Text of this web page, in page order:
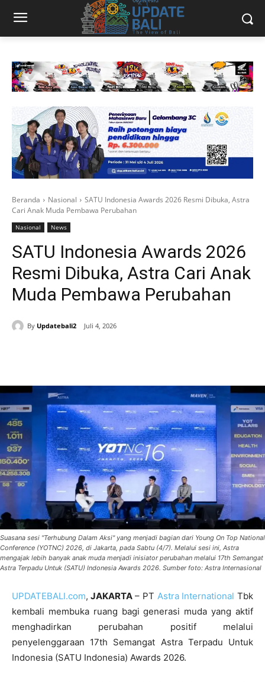
Beranda Nasional
SATU Indonesia Awards 2026 Resmi Dibuka, Astra
Cari Anak Muda Pembawa Perubahan
Nasional News
SATU Indonesia Awards 2026
Resmi Dibuka, Astra Cari Anak
Muda Pembawa Perubahan
By Updatebali2 Juli 4, 2026
Suasana sesi "Terhubung Dalam Aksi" yang menjadi bagian dari Young On Top National
Conference (YOTNC) 2026, di Jakarta, pada Sabtu (4/7). Melalui sesi ini, Astra
mengajak lebih banyak anak muda menjadi inisiator perubahan melalui 17th Semangat
Astra Terpadu Untuk (SATU) Indonesia Awards 2026. Sumber foto: Astra Internasional
UPDATEBALI.com, JAKARTA– PT Astra International Tbk
kembali membuka ruang bagi generasi muda yang aktif
menghadirkan perubahan positif melalui
penyelenggaraan 17th Semangat Astra Terpadu Untuk
Indonesia (SATU Indonesia) Awards 2026.